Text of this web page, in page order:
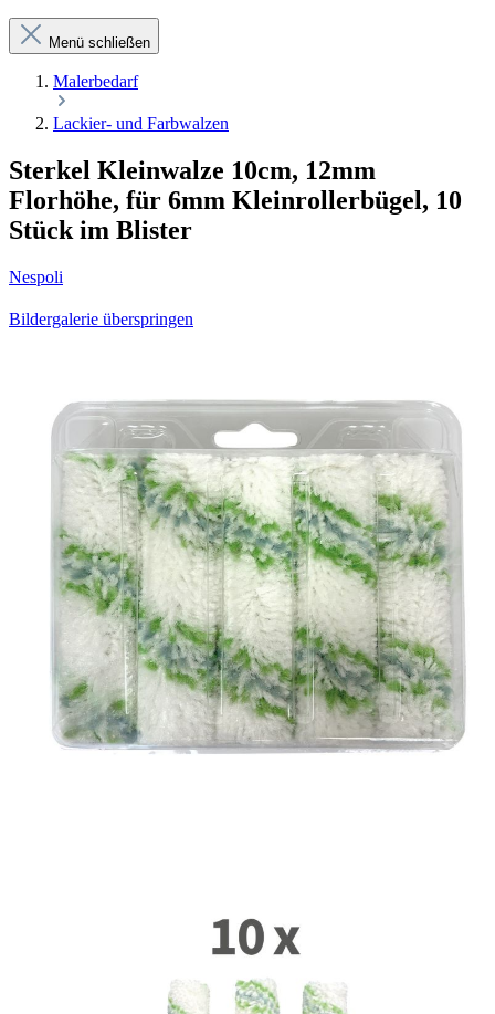
Menü schließen
Malerbedarf
Lackier- und Farbwalzen
Sterkel Kleinwalze 10cm, 12mm
Florhöhe, für 6mm Kleinrollerbügel, 10
Stück im Blister
Nespoli
Bildergalerie überspringen